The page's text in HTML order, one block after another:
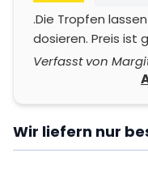
.Die Tropfen
dosieren. Preis ist
Verfasst von
Wir liefern nur